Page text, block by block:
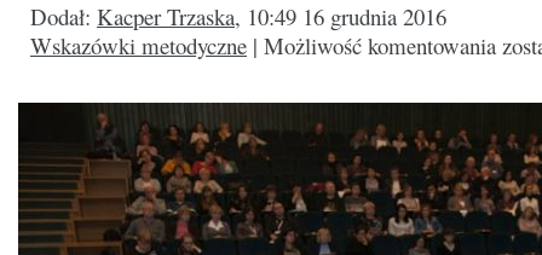
Dodał: Kacper Trzaska, 10:49 16 grudnia 2016
Wskazówki metodyczne | Możliwość komentowania otwarte